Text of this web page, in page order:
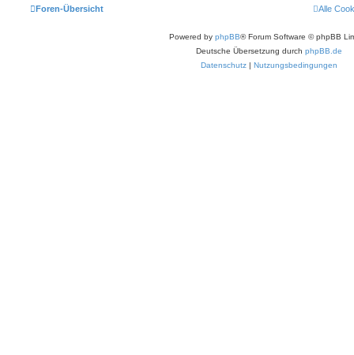
Foren-Übersicht Alle
Powered by phpBB® Forum Software © phpBB
Deutsche Übersetzung durch phpBB.de
Datenschutz | Nutzungsbedingungen